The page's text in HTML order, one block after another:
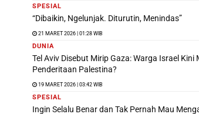
SPESIAL
“Dibaikin, Ngelunjak. Diturutin, Menindas”
21 MARET 2026 | 01:28 WIB
DUNIA
Tel Aviv Disebut Mirip Gaza: Warga Israel Kini
Penderitaan Palestina?
19 MARET 2026 | 03:42 WIB
SPESIAL
Ingin Selalu Benar dan Tak Pernah Mau